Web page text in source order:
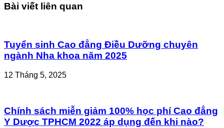
Bài viết liên quan
Tuyển sinh Cao đẳng Điều Dưỡng chuyên
ngành Nha khoa năm 2025
12 Tháng 5, 2025
Chính sách miễn giảm 100% học phí Cao đẳng
Y Dược TPHCM 2022 áp dụng đến khi nào?